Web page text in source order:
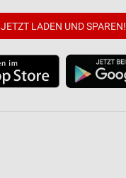
JETZT LADEN UND SPAREN!